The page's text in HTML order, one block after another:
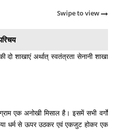
Swipe to view
दो शाखाएं अर्थात् स्वतंत्रता सेनानी शाखा
एक अनोखी मिसाल है। इसमें सभी वर्गों
धर्म से ऊपर उठकर एवं एकजुट होकर एक